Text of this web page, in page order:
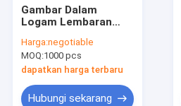
Gambar Dalam
Logam Lembaran
Harga:negotiable
MOQ:1000 pcs
dapatkan harga terbaru
Hubungi sekarang